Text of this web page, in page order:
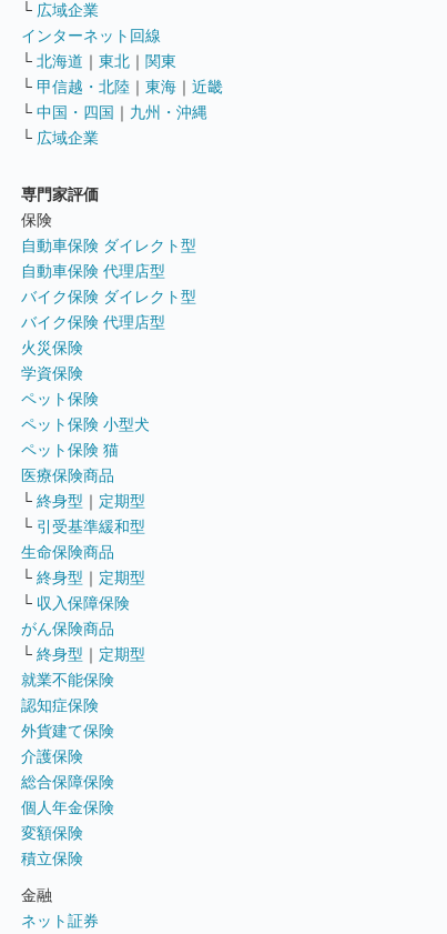
└ 広域企業
インターネット回線
└ 北海道 ｜ 東北 ｜ 関東
└ 甲信越・北陸 ｜ 東海 ｜ 近畿
└ 中国・四国 ｜ 九州・沖縄
└ 広域企業
専門家評価
保険
自動車保険 ダイレクト型
自動車保険 代理店型
バイク保険 ダイレクト型
バイク保険 代理店型
火災保険
学資保険
ペット保険
ペット保険 小型犬
ペット保険 猫
医療保険商品
└ 終身型 ｜ 定期型
└ 引受基準緩和型
生命保険商品
└ 終身型 ｜ 定期型
└ 収入保障保険
がん保険商品
└ 終身型 ｜ 定期型
就業不能保険
認知症保険
外貨建て保険
介護保険
総合保障保険
個人年金保険
変額保険
積立保険
金融
ネット証券